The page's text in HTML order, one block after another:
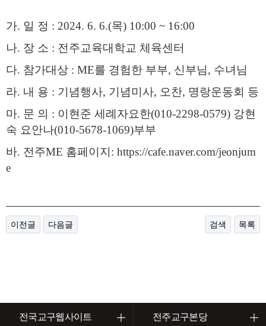
가. 일 정 : 2024. 6. 6.(목) 10:00 ~ 16:00
나. 장 소 : 전주교육대학교 체육센터
다. 참가대상 : ME를 경험한 부부, 신부님, 수녀님
라. 내 용 : 기념행사, 기념미사, 오찬, 명랑운동회 등
마. 문 의 : 이현준 세례자요한(010-2298-0579) 강현
숙 요안나(010-5678-1069)부부
바. 전주ME 홈페이지 : https://cafe.naver.com/jeonjum
e
이전글 다음글 검색 목록
전국교구웹사이트 전주교구본당